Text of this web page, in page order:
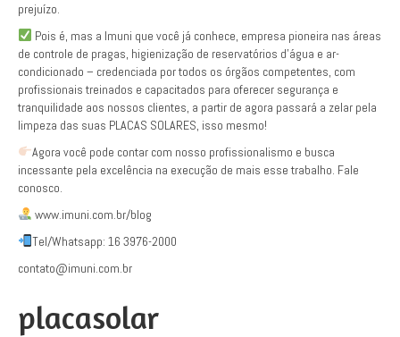
prejuízo.
Pois é, mas a Imuni que você já conhece, empresa pioneira nas áreas
de controle de pragas, higienização de reservatórios d’água e ar-
condicionado – credenciada por todos os órgãos competentes, com
profissionais treinados e capacitados para oferecer segurança e
tranquilidade aos nossos clientes, a partir de agora passará a zelar pela
limpeza das suas PLACAS SOLARES, isso mesmo!
Agora você pode contar com nosso profissionalismo e busca
incessante pela excelência na execução de mais esse trabalho. Fale
conosco.
www.imuni.com.br/blog
Tel/Whatsapp: 16 3976-2000
contato@imuni.com.br
placasolar